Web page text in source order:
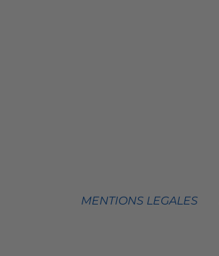
MENTIONS LEGALES